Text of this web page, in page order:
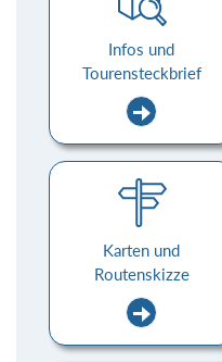
Infos und
Tourensteckbrief
Karten und
Routenskizze